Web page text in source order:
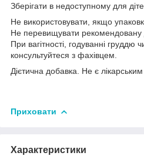
Зберігати в недоступному для
Не використовувати, якщо
Не перевищувати рекомендовану
При вагітності, годуванні
консультуйтеся з фахівцем.
Дієтична добавка. Не є
Приховати
Характеристики